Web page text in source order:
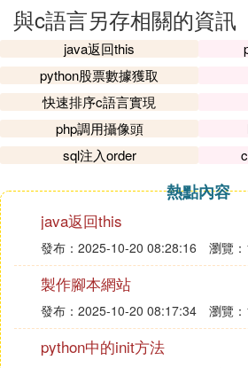
通過C語言程序編輯軟體上面的文
為）按鍵或選項，將您編寫的程
腦磁碟目錄下的。
如果沒有用編輯軟體編寫的話，
的目錄新建一個文本文檔（*.txt）
面編寫你的.C或.H文件，編輯完
同時修改文件名，將.txt文件修改
後載入到C編輯器裡面進行編輯，
4. C語言中,有一種數據類
個變數的地址
指針類型 可以保存另一個變數的
5. C語言 從數組中吧字元
與c語言另存相關的資訊
java返回this
python股票數據獲取
快速排序c語言實現
php調用攝像頭
sql注入order
熱點內容
java返回this
發布：2025-10-20 08:28:16 瀏覽
製作腳本網站
發布：2025-10-20 08:17:34 瀏覽
python中的init方法